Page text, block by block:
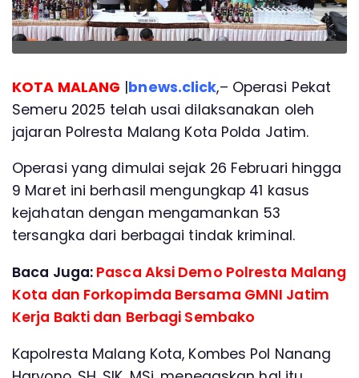
KOTA MALANG |bnews.click,– Operasi Pekat
Semeru 2025 telah usai dilaksanakan oleh
jajaran Polresta Malang Kota Polda Jatim.
Operasi yang dimulai sejak 26 Februari hingga
9 Maret ini berhasil mengungkap 41 kasus
kejahatan dengan mengamankan 53
tersangka dari berbagai tindak kriminal.
Baca Juga: Pasca Aksi Demo Polresta Malang
Kota dan Forkopimda Bersama GMNI Jatim
Kerja Bakti dan Berbagi Sembako
Kapolresta Malang Kota, Kombes Pol Nanang